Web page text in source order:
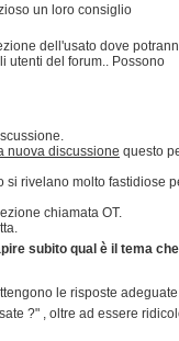
un loro consiglio
dell'usato dove
utenti del forum.. Possono
nuova discussione questo
si rivelano molto fastidiose
chiamata OT.
subito qual è il tema che
le risposte adeguate.
?" , oltre ad essere